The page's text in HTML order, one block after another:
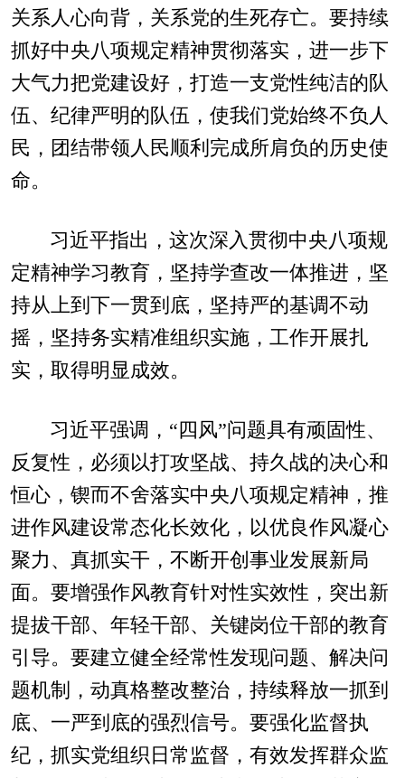
关系人心向背，关系党的生死存亡。要持续
抓好中央八项规定精神贯彻落实，进一步下
大气力把党建设好，打造一支党性纯洁的队
伍、纪律严明的队伍，使我们党始终不负人
民，团结带领人民顺利完成所肩负的历史使
命。
习近平指出，这次深入贯彻中央八项规
定精神学习教育，坚持学查改一体推进，坚
持从上到下一贯到底，坚持严的基调不动
摇，坚持务实精准组织实施，工作开展扎
实，取得明显成效。
习近平强调，“四风”问题具有顽固性、
反复性，必须以打攻坚战、持久战的决心和
恒心，锲而不舍落实中央八项规定精神，推
进作风建设常态化长效化，以优良作风凝心
聚力、真抓实干，不断开创事业发展新局
面。要增强作风教育针对性实效性，突出新
提拔干部、年轻干部、关键岗位干部的教育
引导。要建立健全经常性发现问题、解决问
题机制，动真格整改整治，持续释放一抓到
底、一严到底的强烈信号。要强化监督执
纪，抓实党组织日常监督，有效发挥群众监